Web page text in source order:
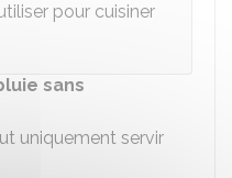
pour cuisiner
sans
uniquement servir